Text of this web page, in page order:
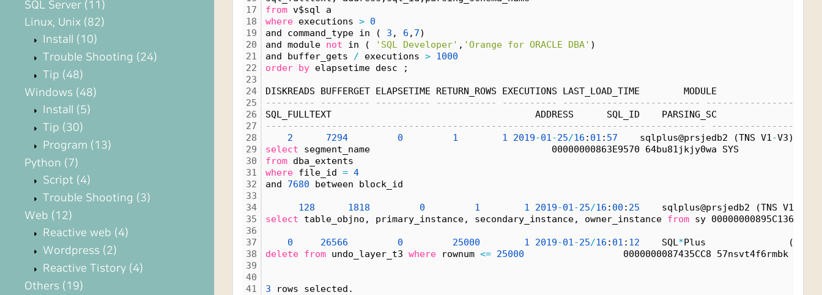
SQL Server (11)
Linux, Unix (82)
Install (10)
Trouble Shooting (24)
Tip (48)
Windows (48)
Install (5)
Tip (30)
Program (13)
Python (7)
Script (4)
Trouble Shooting (3)
Web (12)
Reactive web (4)
Wordpress (2)
Reactive Tistory (4)
Others (19)
17
18
19
20
21
22
23
24
25
26
27
28
29
30
31
32
33
34
35
36
37
38
39
40
41
from v$sql a
where executions > 0
and command_type in ( 3 , 6 , 7)
and module not in ( 'SQL Developer' , 'Orange for ORACLE DBA' )
and buffer_gets / executions > 1000
order by elapsetime desc ;
DISKREADS BUFFERGET ELAPSETIME RETURN_ROWS EXECUTIONS LAST_LOAD_TIME        MODULE
--------- --------- ---------- ----------- ---------- -------------------------
SQL_FULLTEXT                                     ADDRESS      SQL_ID    PARSING_SC
-------------------------------------------------------------------------------- ----------------
2
7294 0 1 1 2019-01-25/16 : 01 : 57 sqlplus@prsjedb2 (TNS V1-V3)   (
select segment_name                                 00000000863E9570 64bu81jkjy0wa SYS
from dba_extents
where file_id = 4
and 7680 between block_id
128 1818 0 1 1 2019-01-25/16 : 00 : 25 sqlplus@prsjedb2 (TNS V1
select table_objno, primary_instance, secondary_instance, owner_instance from sy 00000000895C1368
0 26566 0 25000 1 2019-01-25/16 : 01 : 12 SQL*Plus               (
delete from undo_layer_t3 where rownum <= 25000 0000000087435CC8 57nsvt4f6rmbk JSH
3 rows selected.